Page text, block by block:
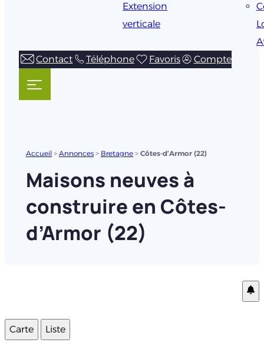
Extension
verticale
Contact
Téléphone Favoris Compte
Accueil > Annonces > Bretagne > Côtes-d’Armor (22)
Maisons neuves à
construire en Côtes-
d’Armor (22)
Carte Liste